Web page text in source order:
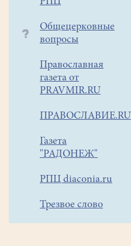
Общецерковные
вопросы
Православная
газета от
PRAVMIR.RU
ПРАВОСЛАВИЕ.RU
Газета
"РАДОНЕЖ"
РПЦ diaconia.ru
Трезвое слово